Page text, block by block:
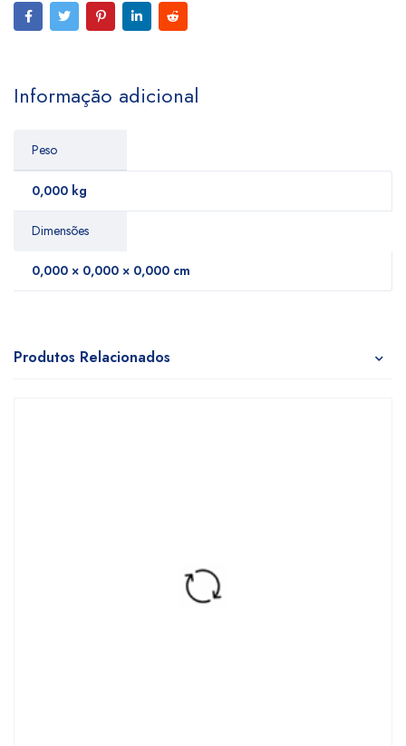
Informação adicional
Peso
0,000 kg
Dimensões
0,000 × 0,000 × 0,000 cm
Produtos Relacionados